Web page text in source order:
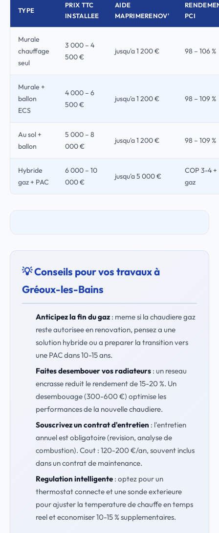
TYPE
PRIX TTC
INSTALLEE
AIDE
MAPRIMERENOV'
PCI
Murale
chauffage
seul
3 000 – 4
500 €
jusqu'a 1 200 € 98 – 106 %
Murale +
ballon
ECS
4 000 – 6
500 €
jusqu'a 1 200 € 98 – 109 %
Au sol +
ballon
5 000 – 8
000 €
jusqu'a 1 200 € 98 – 109 %
Hybride
gaz + PAC
6 000 – 10
000 €
jusqu'a 5 000 €
COP 3-4 +
gaz
💡 Conseils pour vos travaux à
Gréoux-les-Bains
Anticipez la fin du gaz: meme si la chaudiere gaz
reste autorisee en renovation, pensez a une
solution hybride ou a preparer la transition vers
une PAC dans 10-15 ans.
Faites desembouer vos radiateurs: un reseau
encrasse reduit le rendement de 15-20 %. Un
desembouage (300-600 €) optimise les
performances de la nouvelle chaudiere.
Souscrivez un contrat d'entretien : l'entretien
annuel est obligatoire (revision, analyse de
combustion). Cout : 120-200 €/an, souvent inclus
dans un contrat de maintenance.
Regulation intelligente: optez pour un
thermostat connecte et une sonde exterieure
pour ajuster la temperature de chauffe en temps
reel et economiser 10-15 % supplementaires.